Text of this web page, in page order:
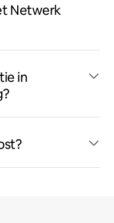
Netwerk
in